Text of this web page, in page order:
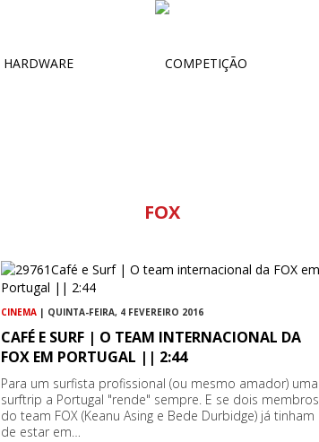
HARDWARE COMPETIÇÃO
FOX
CINEMA | QUINTA-FEIRA, 4 FEVEREIRO 2016
CAFÉ E SURF | O TEAM INTERNACIONAL DA
FOX EM PORTUGAL || 2:44
Para um surfista profissional (ou mesmo amador) uma
surftrip a Portugal "rende" sempre. E se dois membros
do team FOX (Keanu Asing e Bede Durbidge) já tinham
de estar em…